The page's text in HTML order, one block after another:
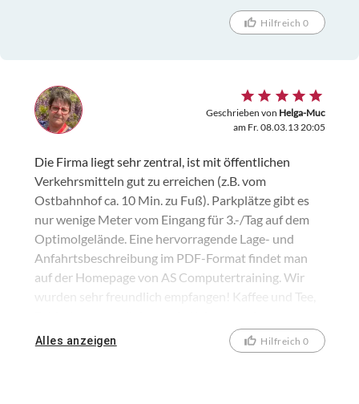
Hilfreich 0
Geschrieben von Helga-Muc
am Fr. 08.03.13 20:05
Die Firma liegt sehr zentral, ist mit öffentlichen
Verkehrsmitteln gut zu erreichen (z.B. vom
Ostbahnhof ca. 10 Min. zu Fuß). Parkplätze gibt es
nur wenige Meter vom Eingang für 3.-/Tag auf dem
Optimolgelände. Eine hervorragende Lage- und
Anfahrtsbeschreibung im PDF-Format findet man
auf der Homepage von AS Computertraining. Wir
wurden sehr freundlich empfangen! Kaffee und Tee,
kostenlos bereit (auch während der Pausen). Der
Schulungsraum war mit 8 Arbeitsplätzen
Alles anzeigen Hilfreich 0